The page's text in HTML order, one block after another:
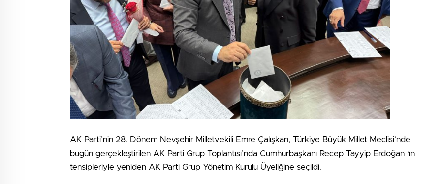
AK Parti’nin 28. Dönem Nevşehir Milletvekili Emre Çalışkan, Türkiye Büyük Millet Meclisi’nde
bugün gerçekleştirilen AK Parti Grup Toplantısı’nda Cumhurbaşkanı Recep Tayyip Erdoğan ‘ın
tensipleriyle yeniden AK Parti Grup Yönetim Kurulu Üyeliğine seçildi.